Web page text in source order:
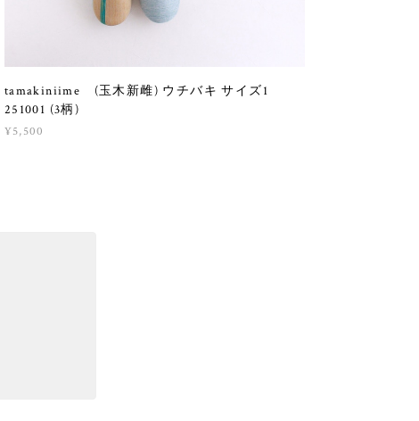
tamakiniime (玉木新雌) ウチバキ サイズ1
251001 (3柄)
¥5,500